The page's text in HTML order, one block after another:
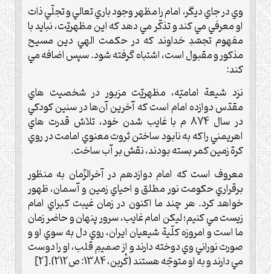
وي در جاي ديگر، امام را مظهر وجود باري تعالي و تجلّي ذات
او معرفي مي کند و تذکّر مي دهد که اين مظهريّت، نبايد با
مفهوم تجسّدِ خداوند که در حکمت الهي دين مسيح
مذکور و مقبول است، اشتباه گرفته شود. سپس اضافه مي
کند:
نزد شيعة اماميّه، مظهريّت مزبور در شخصيت هاي
مقدّس دوازده امام است که آخرين آن‌ها در سنين کودکي
در سال 874 م با غايب شدن خود، تلاش قدرت هاي
اهريمني را که به نابود ساختن ثروت معنوي امامت در روي
کرة زمين کمر بسته بودند، نقش بر آب ساخت.
معروف است که امام دوازدهم در آخرالزّمان به منظور
برقراري حکومت نور مطلق و احياي زمين و آسمان، ظهور
خواهد کرد. هر چند ما اکنون در زمان غيبت کبراي امام
زيست مي کنيم؛ ليکن امام غايب، سرور پنهان و حاضر زمان
ما است و امروزه کلّية شيعيان ايران، روي دل به سوي او و
صورت نوراني وي دوخته دارند و از صميمِ قلب، او را دوست
مي دارند و به او متوجّه هستند (کُربن، 1384: ص212).[2]